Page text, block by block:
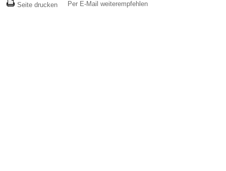
Seite drucken Per E-Mail weiterempfehlen